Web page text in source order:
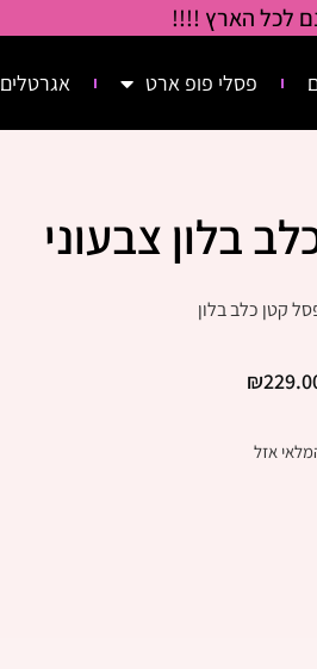
לכל הארץ !!!!
פסלי פופ ארט אגרטלים
בלון צבעוני
קטן כלב בלון
₪
אזל